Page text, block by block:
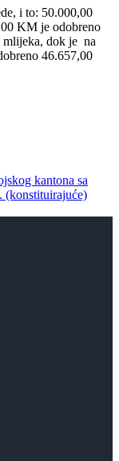
i to: 50.000,00
KM je odobreno
mlijeka, dok je na
46.657,00
kantona sa
(konstituirajuće)